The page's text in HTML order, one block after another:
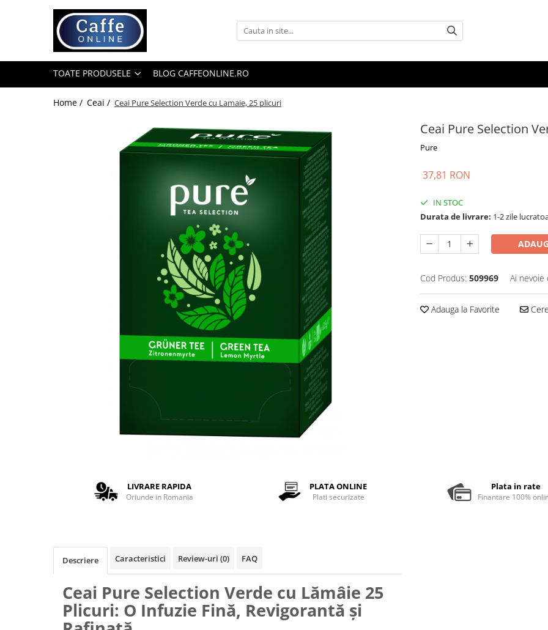
Toate Produsele
Capsule Cafea
Pliculete Zahar si Miere
Stabilizatoare tensiune
Piese schimb espressoare
Accesorii si intretinere
TOATE PRODUSELE BLOG CAFFEONLINE.RO
Home / Ceai / Ceai Pure Selection Verde cu Lamaie, 25 plicuri
Ceai Pure Selection
Pure
37,81 RON
IN STOC
Durata de livrare: 1-2 zile
Cod Produs: 509969 Ai nevoie
Adauga la Favorite
LIVRARE RAPIDA
Oriunde in Romania
PLATA ONLINE
Plati securizate
Plata in rate
Finantare 100%
Descriere Caracteristici Review-uri (0) FAQ
Ceai Pure Selection Verde cu Lămâie 25
Plicuri: O Infuzie Fină, Revigorantă și